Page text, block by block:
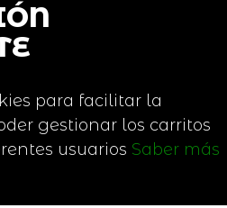
para facilitar la
gestionar los carritos
usuarios Saber más